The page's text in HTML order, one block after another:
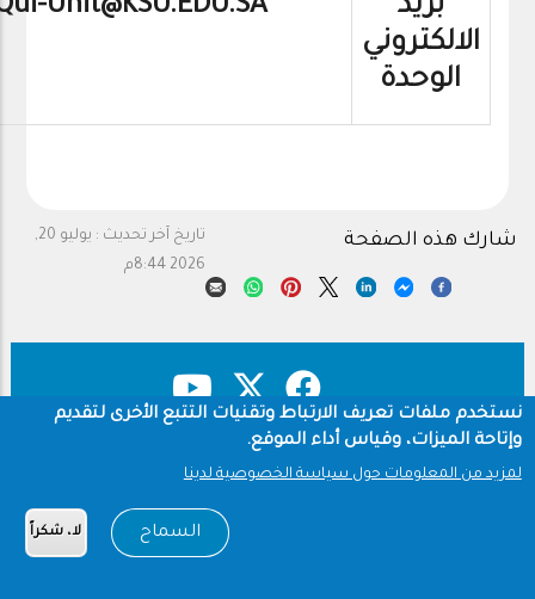
بريد
الالكتروني
الوحدة
Unit@KSU.EDU.SA
تاريخ آخر تحديث :
يوليو 20,
2026 8:44م
شارك هذه الصفحة
Footer
نستخدم ملفات تعريف الارتباط وتقنيات التتبع الأخرى لتقديم
وإتاحة الميزات، وقياس أداء الموقع.
لمزيد من المعلومات حول سياسة الخصوصية لدينا
السماح لا، شكراً